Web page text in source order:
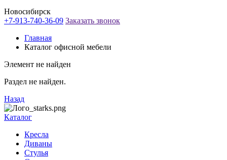
Новосибирск
+7-913-740-36-09 Заказать звонок
Главная
Каталог офисной мебели
Элемент не найден
Раздел не найден.
Назад
Каталог
Кресла
Диваны
Стулья